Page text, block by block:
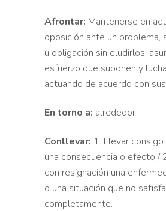
Afrontar: Mantenerse en
oposición ante un problema,
u obligación sin eludirlos,
esfuerzo que suponen y
actuando de acuerdo con
En torno a: alrededor
Conllevar: 1. Llevar
una consecuencia o efecto /
con resignación una
o una situación que no
completamente.